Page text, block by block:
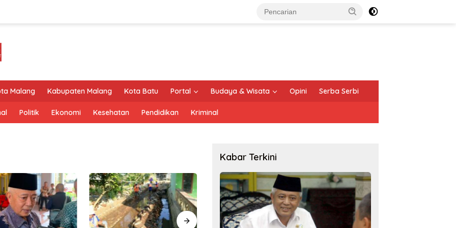
Malang Kabupaten Malang Kota Batu Portal Budaya & Wisata Opini Serba Serbi
Politik Ekonomi Kesehatan Pendidikan Kriminal
Kabar Terkini